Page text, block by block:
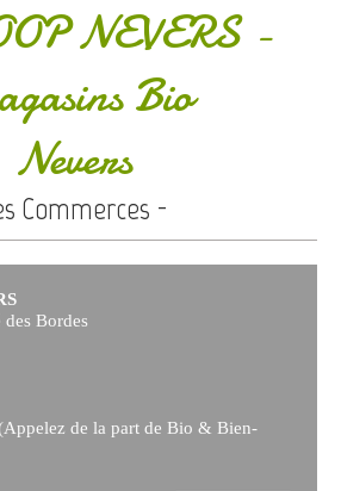
NEVERS-
Bio
Nevers
Commerces -
Bordes
de la part de Bio & Bien-